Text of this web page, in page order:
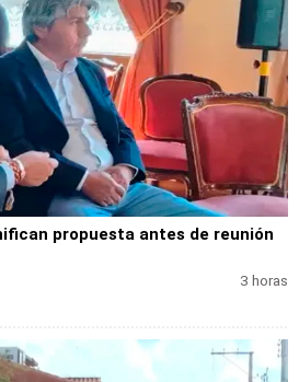
propuesta antes de reunión
3 horas